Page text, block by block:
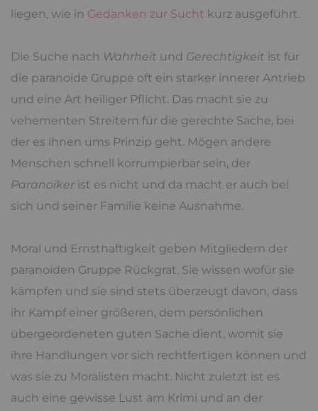
liegen, wie in Gedanken zur Sucht kurz ausgeführt.
Die Suche nach Wahrheit und Gerechtigkeit ist für
die paranoide Gruppe oft ein starker innerer Antrieb
und eine Art heiliger Pflicht. Das macht sie zu
vehementen Streitern für die gerechte Sache, bei
der es ihnen ums Prinzip geht. Mögen andere
Menschen schnell korrumpierbar sein, der
Paranoiker ist es nicht und da macht er auch bei
sich und seiner Familie keine Ausnahme.
Moral und Ernsthaftigkeit geben Mitgliedern der
paranoiden Gruppe Rückgrat. Sie wissen wofür sie
kämpfen und sie sind stets überzeugt davon, dass
ihr Kampf einer größeren, dem persönlichen
übergeordeneten guten Sache dient, womit sie
ihre Handlungen vor sich rechtfertigen können und
was sie zu Moralisten macht. Nicht zuletzt ist es
auch eine gewisse Lust am Krimi und an der